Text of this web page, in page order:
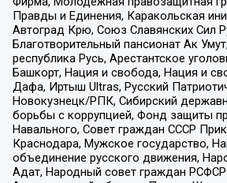
Правды и Единения, Каракольская
Автоград Крю, Союз Славянских Сил
Благотворительный пансионат Ак
республика Русь, Арестантское
Башкорт, Нация и свобода, Нация и
Дафа, Иртыш Ultras, Русский
Новокузнецк/РПК, Сибирский
борьбы с коррупцией, Фонд защиты
Навального, Совет граждан СССР
Краснодара, Мужское государство,
объединение русского движения,
Адат, Народный совет граждан